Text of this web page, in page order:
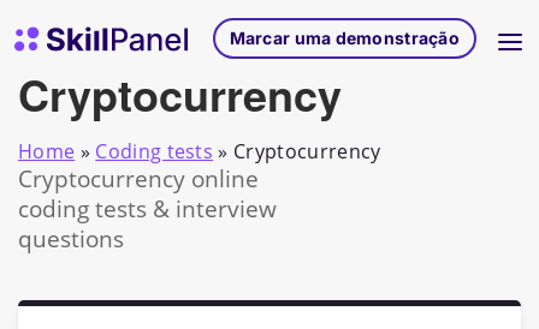
Página inicial do SkillPanelMarcar uma demonstração
Cryptocurrency
Home » Coding tests » Cryptocurrency
Cryptocurrency online
coding tests & interview
questions